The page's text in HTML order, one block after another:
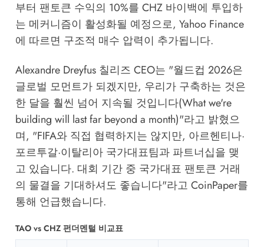
부터 팬토큰 수익의 10%를 CHZ 바이백에 투입하
는 메커니즘이 활성화될 예정으로, Yahoo Finance
에 따르면 구조적 매수 압력이 추가됩니다.
Alexandre Dreyfus 칠리즈 CEO는 "월드컵 2026은
글로벌 모먼트가 되겠지만, 우리가 구축하는 것은
한 달을 훨씬 넘어 지속될 것입니다(What we're
building will last far beyond a month)"라고 밝혔으
며, "FIFA와 직접 협력하지는 않지만, 아르헨티나·
포르투갈·이탈리아 국가대표팀과 파트너십을 맺
고 있습니다. 대회 기간 중 국가대표 팬토큰 거래
의 물결을 기대하셔도 좋습니다"라고 CoinPaper를
통해 언급했습니다.
TAO vs CHZ 펀더멘털 비교표